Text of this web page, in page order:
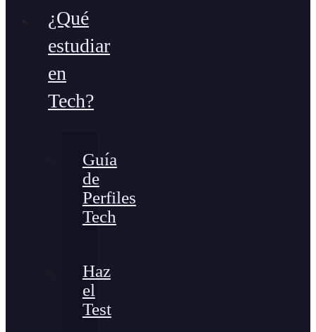
¿Qué
estudiar
en
Tech?
Guía
de
Perfiles
Tech
Haz
el
Test